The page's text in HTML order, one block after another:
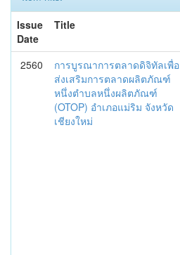
Issue
Date
Title
2560
การบูรณาการตลาดดิจิทัลเพื่อ
ส่งเสริมการตลาดผลิตภัณฑ์
หนึ่งตำบลหนึ่งผลิตภัณฑ์
(OTOP) อำเภอแม่ริม จังหวัด
เชียงใหม่